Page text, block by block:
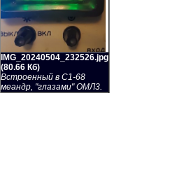
IMG_20240504_232526.jpg
(80.66 Кб)
Встроенный в С1-68
меандр, "глазами" ОМЛ3.